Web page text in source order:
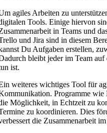
agiles Arbeiten zu
Tools. Einige hiervon
in Teams und
und Jira sind in diesem
Du Aufgaben erstellen,
bleibt jeder im Team
ist.
weiteres wichtiges Tool für
Programme wie
Möglichkeit, in Echtzeit zu
zu koordinieren. Dies
die Zusammenarbeit